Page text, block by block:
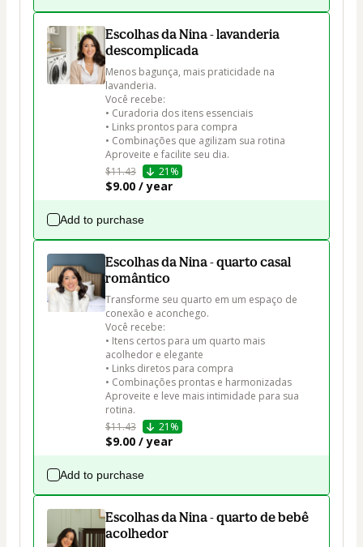
Escolhas da Nina - lavanderia
descomplicada
Menos bagunça, mais praticidade na
lavanderia.
Você recebe:
• Curadoria dos itens essenciais
• Links prontos para compra
• Combinações que agilizam sua rotina
Aproveite e facilite seu dia.
$11.43
21%
$9.00 / year
Add to purchase
Escolhas da Nina - quarto casal
romântico
Transforme seu quarto em um espaço de
conexão e aconchego.
Você recebe:
• Itens certos para um quarto mais
acolhedor e elegante
• Links diretos para compra
• Combinações prontas e harmonizadas
Aproveite e leve mais intimidade para sua
rotina.
$11.43
21%
$9.00 / year
Add to purchase
Escolhas da Nina - quarto de bebê
acolhedor